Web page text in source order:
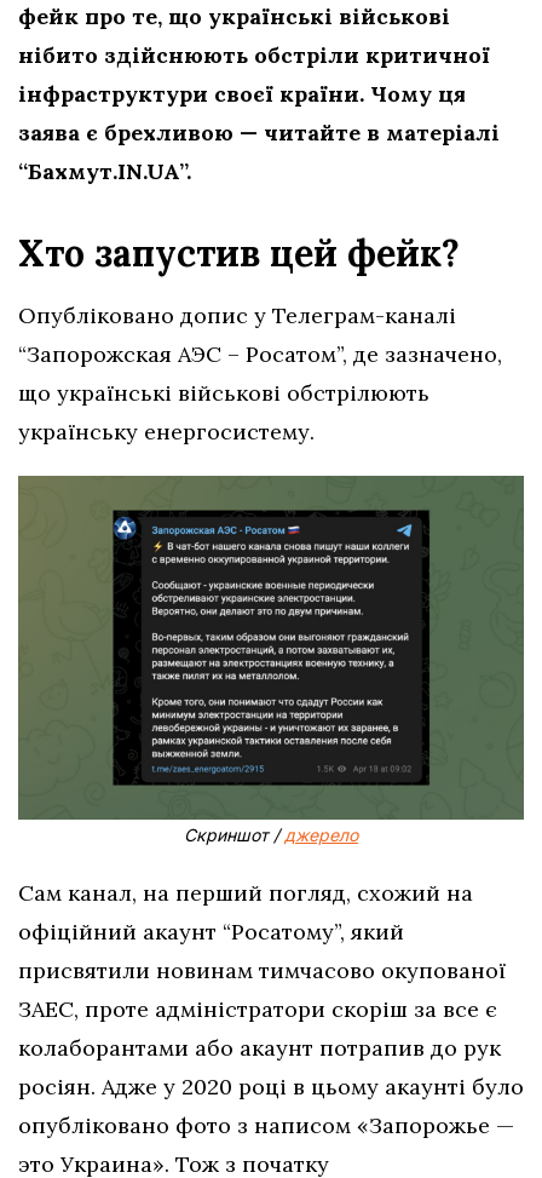
фейк про те, що українські військові
нібито здійснюють обстріли критичної
інфраструктури своєї країни. Чому ця
заява є брехливою — читайте в матеріалі
“Бахмут.IN.UA”.
Хто запустив цей фейк?
Опубліковано допис у Телеграм-каналі
“Запорожская АЭС – Росатом”, де зазначено,
що українські військові обстрілюють
українську енергосистему.
Скриншот /джерело
Сам канал, на перший погляд, схожий на
офіційний акаунт “Росатому”, який
присвятили новинам тимчасово окупованої
ЗАЕС, проте адміністратори скоріш за все є
колаборантами або акаунт потрапив до рук
росіян. Адже у 2020 році в цьому акаунті було
опубліковано фото з написом «Запорожье —
это Украина». Тож з початку